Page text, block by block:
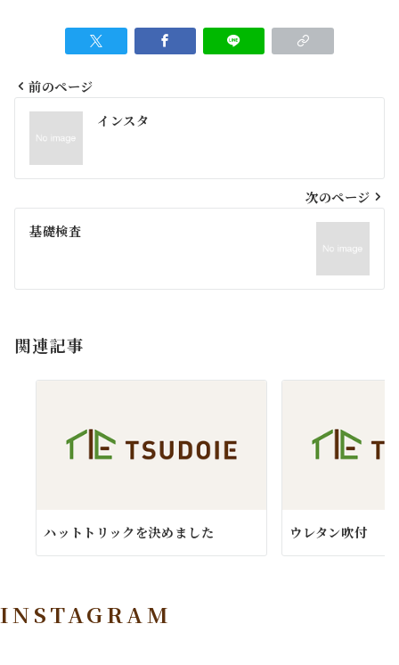
投
ナ
ビ
ゲ
シ
ン
前のページ
インスタ
次のページ
基礎検査
関連記事
ハットトリックを決めました ウレタン吹付
INSTAGRAM